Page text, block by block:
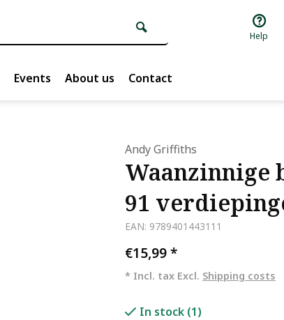
Help
Events About us Contact
Andy Griffiths
Waanzinnige
91
EAN: 9789401443111
€15,99*
* Incl. tax Excl. Shipping costs
In stock (1)